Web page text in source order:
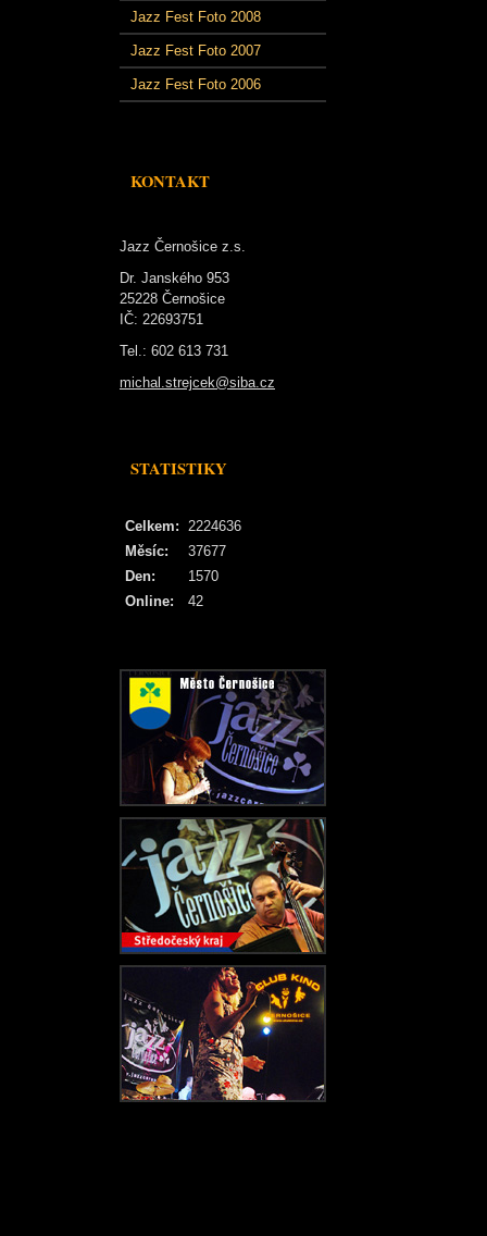
Jazz Fest Foto 2008
Jazz Fest Foto 2007
Jazz Fest Foto 2006
KONTAKT
Jazz Černošice z.s.
Dr. Janského 953
25228 Černošice
IČ: 22693751
Tel.: 602 613 731
michal.strejcek@siba.cz
STATISTIKY
Online: 42
Celkem: 2224636
Měsíc:
37677
Den:
1570